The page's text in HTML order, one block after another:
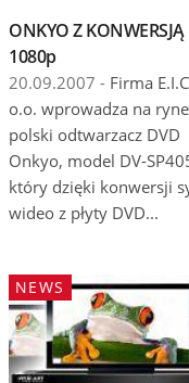
ONKYO Z
1080p
20.09.2007 - Firma
o.o. wprowadza na
polski odtwarzacz DVD
Onkyo, model DV-
który dzięki konwersji
wideo z płyty DVD...
NEWS